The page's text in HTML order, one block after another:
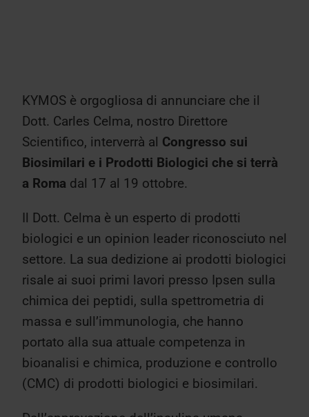
KYMOS è orgogliosa di annunciare che il
Dott. Carles Celma, nostro Direttore
Scientifico, interverrà al Congresso sui
Biosimilari e i Prodotti Biologici che si terrà
a Roma dal 17 al 19 ottobre.
Il Dott. Celma è un esperto di prodotti
biologici e un opinion leader riconosciuto nel
settore. La sua dedizione ai prodotti biologici
risale ai suoi primi lavori presso Ipsen sulla
chimica dei peptidi, sulla spettrometria di
massa e sull’immunologia, che hanno
portato alla sua attuale competenza in
bioanalisi e chimica, produzione e controllo
(CMC) di prodotti biologici e biosimilari.